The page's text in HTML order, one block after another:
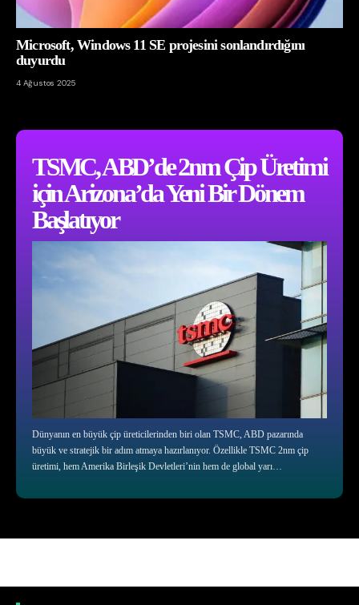
TSMC, ABD’de 2nm Çip Üretimi
için Arizona’da Yeni Bir Dönem
Başlatıyor
Dünyanın en büyük çip üreticilerinden biri olan TSMC, ABD pazarında
büyük ve stratejik bir adım atmaya hazırlanıyor. Özellikle TSMC 2nm çip
üretimi, hem Amerika Birleşik Devletleri’nin hem de global yarı…
Microsoft, Windows 11 SE projesini sonlandırdığını
duyurdu
4 Ağustos 2025